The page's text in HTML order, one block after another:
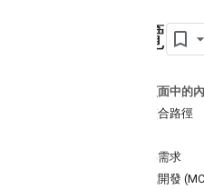
總覽
這個頁面中的
選擇整合路徑
功能與需求
代理式開發